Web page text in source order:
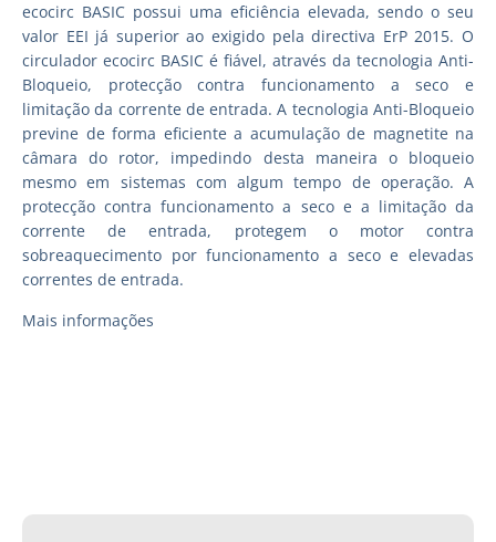
ecocirc BASIC possui uma eficiência elevada, sendo o seu
valor EEI já superior ao exigido pela directiva ErP 2015. O
circulador ecocirc BASIC é fiável, através da tecnologia Anti-
Bloqueio, protecção contra funcionamento a seco e
limitação da corrente de entrada. A tecnologia Anti-Bloqueio
previne de forma eficiente a acumulação de magnetite na
câmara do rotor, impedindo desta maneira o bloqueio
mesmo em sistemas com algum tempo de operação. A
protecção contra funcionamento a seco e a limitação da
corrente de entrada, protegem o motor contra
sobreaquecimento por funcionamento a seco e elevadas
correntes de entrada.
Mais informações